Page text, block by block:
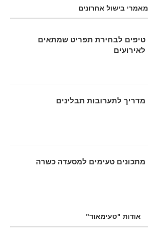
מאמרי בישול אחרונים
טיפים לבחירת תפריט שמתאים
לאירועים
מדריך לתערובות תבלינים
מתכונים טעימים למסעדה כשרה
אודות "טעימאוד"